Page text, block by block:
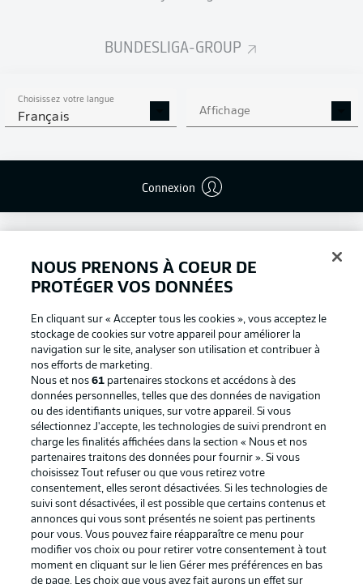
BUNDESLIGA-GROUP
Choisissez votre langue
Français Affichage
Connexion
Football as it's meant to be
BUNDESLIGA APP
NOUS PRENONS À COEUR DE
PROTÉGER VOS DONNÉES
En cliquant sur « Accepter tous les cookies », vous acceptez le
stockage de cookies sur votre appareil pour améliorer la
navigation sur le site, analyser son utilisation et contribuer à
nos efforts de marketing.
Nous et nos61 partenaires stockons et accédons à des
données personnelles, telles que des données de navigation
ou des identifiants uniques, sur votre appareil. Si vous
sélectionnez J'accepte, les technologies de suivi prendront en
charge les finalités affichées dans la section « Nous et nos
partenaires traitons des données pour fournir ». Si vous
choisissez Tout refuser ou que vous retirez votre
consentement, elles seront désactivées. Si les technologies de
suivi sont désactivées, il est possible que certains contenus et
annonces qui vous sont présentés ne soient pas pertinents
pour vous. Vous pouvez faire réapparaître ce menu pour
modifier vos choix ou pour retirer votre consentement à tout
moment en cliquant sur le lien Gérer mes préférences en bas
de page. Les choix que vous avez fait aurons un effet sur